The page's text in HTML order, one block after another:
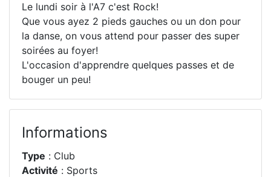
Le lundi soir à l'A7 c'est Rock!
Que vous ayez 2 pieds gauches ou un don pour
la danse, on vous attend pour passer des super
soirées au foyer!
L'occasion d'apprendre quelques passes et de
bouger un peu!
Informations
Type : Club
Activité : Sports